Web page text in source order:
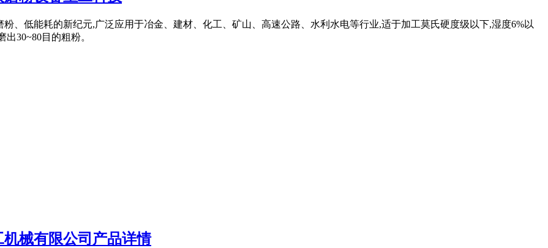
、低能耗的新纪元,广泛应用于冶金、建材、化工、矿山、高速公路、水利水电等行业,适于加工莫氏硬度级以下,湿度6%以
30~80目的粗粉。
械有限公司产品详情